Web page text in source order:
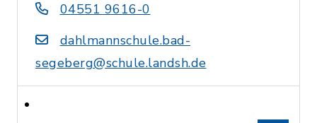
04551 9616-0
dahlmannschule.bad-
segeberg@schule.landsh.de